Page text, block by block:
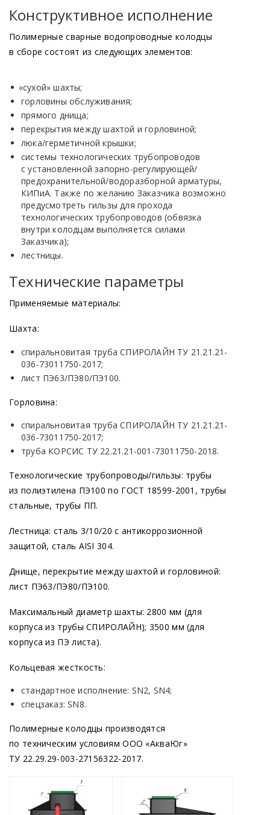
Конструктивное исполнение
Полимерные сварные водопроводные колодцы
в сборе состоят из следующих элементов:
«сухой» шахты;
горловины обслуживания;
прямого днища;
перекрытия между шахтой и горловиной;
люка/герметичной крышки;
системы технологических трубопроводов
с установленной запорно-регулирующей/
предохранительной/водоразборной арматуры,
КИПиА. Также по желанию Заказчика возможно
предусмотреть гильзы для прохода
технологических трубопроводов (обвязка
внутри колодцам выполняется силами
Заказчика);
лестницы.
Технические параметры
Применяемые материалы:
Шахта:
спиральновитая труба СПИРОЛАЙН ТУ 21.21.21-
036-73011750-2017;
лист ПЭ63/ПЭ80/ПЭ100.
Горловина:
спиральновитая труба СПИРОЛАЙН ТУ 21.21.21-
036-73011750-2017;
труба КОРСИС ТУ 22.21.21-001-73011750-2018.
Технологические трубопроводы/гильзы: трубы
из полиэтилена ПЭ100 по ГОСТ 18599-2001, трубы
стальные, трубы ПП.
Лестница: сталь 3/10/20 с антикоррозионной
защитой, сталь AISI 304.
Днище, перекрытие между шахтой и горловиной:
лист ПЭ63/ПЭ80/ПЭ100.
Максимальный диаметр шахты: 2800 мм (для
корпуса из трубы СПИРОЛАЙН); 3500 мм (для
корпуса из ПЭ листа).
Кольцевая жесткость:
стандартное исполнение: SN2, SN4;
спецзаказ: SN8.
Полимерные колодцы производятся
по техническим условиям ООО «АкваЮг»
ТУ 22.29.29-003-27156322-2017.